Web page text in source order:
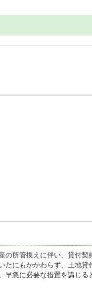
の所管換えに伴い、貸付契
たにもかかわらず、土地貸
早急に必要な措置を講じる